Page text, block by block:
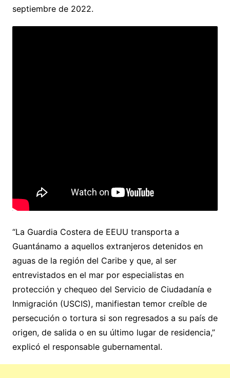
septiembre de 2022.
“La Guardia Costera de EEUU transporta a
Guantánamo a aquellos extranjeros detenidos en
aguas de la región del Caribe y que, al ser
entrevistados en el mar por especialistas en
protección y chequeo del Servicio de Ciudadanía e
Inmigración (USCIS), manifiestan temor creíble de
persecución o tortura si son regresados a su país de
origen, de salida o en su último lugar de residencia,”
explicó el responsable gubernamental.